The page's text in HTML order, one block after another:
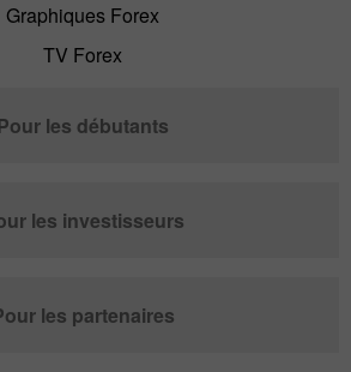
Graphiques Forex
TV Forex
les débutants
les investisseurs
les partenaires